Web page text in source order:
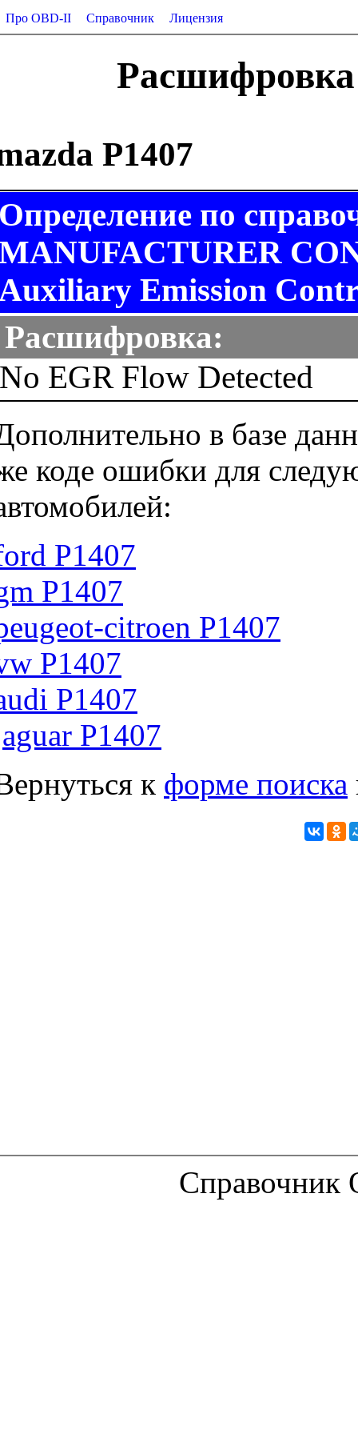
Про OBD-II Справочник Лицензия
Расшифровка
P1407
по
Emission
Расшифровка:
No EGR Flow Detected
в базе
коде ошибки для
P1407
P1407
citroen P1407
P1407
P1407
P1407
к форме поиска
Справочник